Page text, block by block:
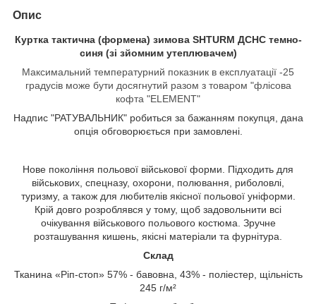
Опис
Куртка тактична (формена) зимова SHTURM ДСНС темно-
синя (зі зйомним утеплювачем)
Максимальний температурний показник в експлуатації -25
градусів може бути досягнутий разом з товаром "флісова
кофта "ЕLEMENT"
Надпис "РАТУВАЛЬНИК" робиться за бажанням покупця, дана
опція обговорюється при замовлені.
Нове покоління польової військової форми. Підходить для
військових, спецназу, охорони, полювання, риболовлі,
туризму, а також для любителів якісної польової уніформи.
Крій довго розроблявся у тому, щоб задовольнити всі
очікування військового польового костюма. Зручне
розташування кишень, якісні матеріали та фурнітура.
Склад
Тканина «Ріп-стоп» 57% - бавовна, 43% - поліестер, щільність
245 г/м²